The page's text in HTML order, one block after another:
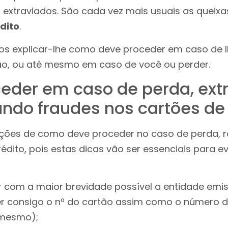
São cada vez mais usuais as
.
explicar-lhe como deve proceder em caso de
ou até mesmo em caso de você ou perder.
em caso de perda,
fraudes nos cartões
de como deve proceder no caso de perda,
pois estas dicas vão ser essenciais para
com a maior brevidade possível a entidade
consigo o nº do cartão assim como o número